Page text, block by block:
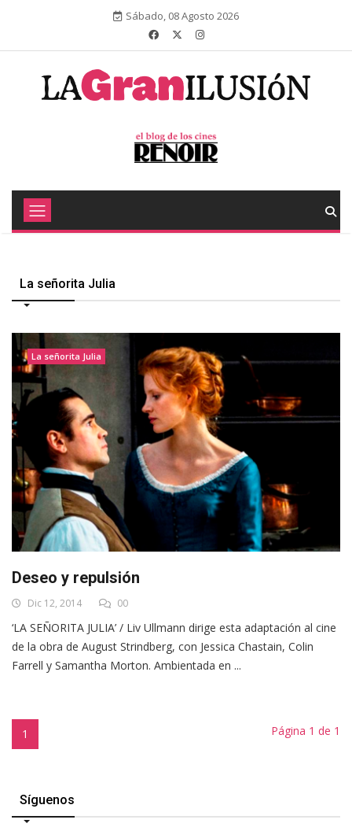
Sábado, 08 Agosto 2026
La señorita Julia
La señorita Julia
Deseo y repulsión
Dic 12, 2014 00
‘LA SEÑORITA JULIA’ / Liv Ullmann dirige esta adaptación al cine
de la obra de August Strindberg, con Jessica Chastain, Colin
Farrell y Samantha Morton. Ambientada en ...
1 Página 1 de 1
Síguenos